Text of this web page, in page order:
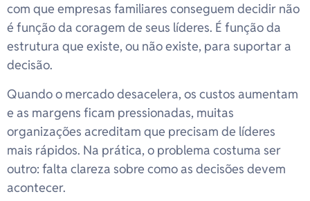
com que empresas familiares conseguem decidir não
é função da coragem de seus líderes. É função da
estrutura que existe, ou não existe, para suportar a
decisão.
Quando o mercado desacelera, os custos aumentam
e as margens ficam pressionadas, muitas
organizações acreditam que precisam de líderes
mais rápidos. Na prática, o problema costuma ser
outro: falta clareza sobre como as decisões devem
acontecer.